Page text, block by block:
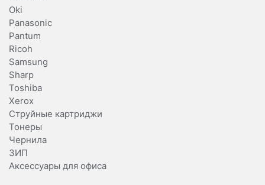
Oki
Panasonic
Pantum
Ricoh
Samsung
Sharp
Toshiba
Xerox
Струйные картриджи
Тонеры
Чернила
ЗИП
Аксессуары для офиса